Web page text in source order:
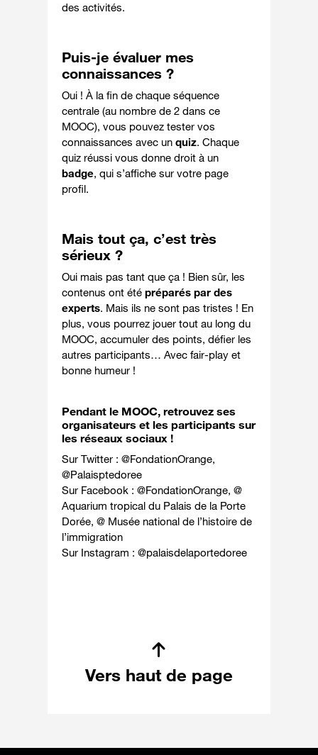
des activités.
Puis-je évaluer mes
connaissances ?
Oui !À la fin de chaque séquence
centrale (au nombre de 2 dans ce
MOOC), vous pouvez tester vos
connaissances avec unquiz. Chaque
quiz réussi vous donne droit à un
badge, qui s’affiche sur votre page
profil.
Mais tout ça, c’est très
sérieux ?
Oui mais pas tant que ça ! Bien sûr, les
contenus ont étépréparés par des
experts. Mais ils ne sont pas tristes ! En
plus, vous pourrez jouer tout au long du
MOOC, accumuler des points, défier les
autres participants…Avec fair-play et
bonne humeur !
Pendant le MOOC, retrouvez ses
organisateurs et les participants sur
les réseaux sociaux !
Sur Twitter : @FondationOrange,
@Palaisptedoree
Sur Facebook : @FondationOrange, @
Aquarium tropical du Palais de la Porte
Dorée, @ Musée national de l’histoire de
l’immigration
Sur Instagram : @palaisdelaportedoree
Vers haut de page